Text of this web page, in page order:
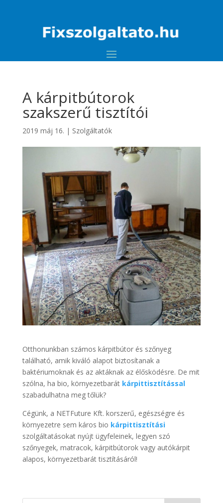
A kárpitbútorok
szakszerű tisztítói
2019 máj 16. | Szolgáltatók
Otthonunkban számos kárpitbútor és szőnyeg
található, amik kiváló alapot biztosítanak a
baktériumoknak és az aktáknak az élősködésre. De mit
szólna, ha bio, környezetbarát kárpittisztítással
szabadulhatna meg tőlük?
Cégünk, a NETFuture Kft. korszerű, egészségre és
környezetre sem káros bio kárpittisztítási
szolgáltatásokat nyújt ügyfeleinek, legyen szó
szőnyegek, matracok, kárpitbútorok vagy autókárpit
alapos, környezetbarát tisztításáról!